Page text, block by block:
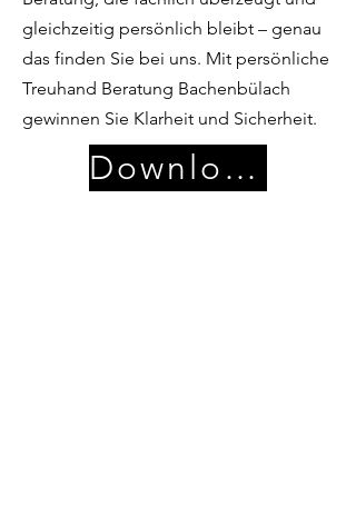
gleichzeitig persönlich bleibt – genau
das finden Sie bei uns. Mit persönliche
Treuhand Beratung Bachenbülach
gewinnen Sie Klarheit und Sicherheit.
Download